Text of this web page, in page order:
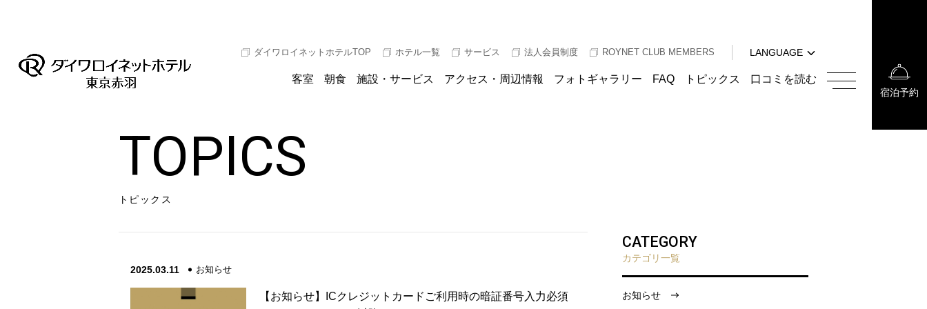
ダイワロイネットホテルTOP ホテル一覧 サービス 法人会員制度 ROYNET CLUB MEMBERS
LANGUAGE
English
客室 朝食 施設・サービス アクセス・周辺情報 フォトギャラリー FAQ トピックス 口コミを読む
TOPICS
トピックス
2025.03.11 お知らせ
【お知らせ】ICクレジットカードご利用時の暗証番号入力必須
CATEGORY
カテゴリ一覧
お知らせ
한국어
宿泊予約